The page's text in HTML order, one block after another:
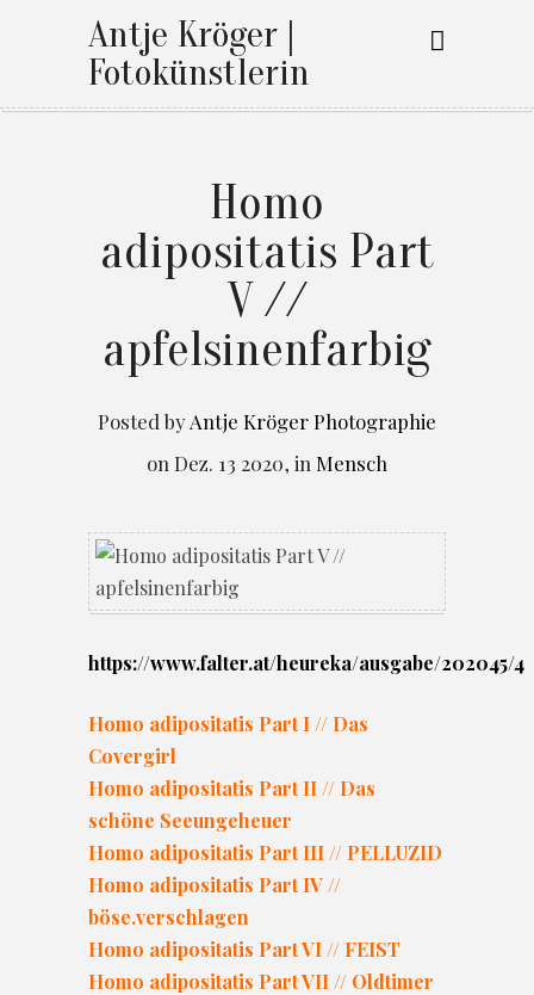
Antje Kröger |
Fotokünstlerin
Homo
adipositatis Part
V //
apfelsinenfarbig
Posted byAntje Kröger Photographie
on Dez. 13 2020, in Mensch
https://www.falter.at/heureka/ausgabe/202045/4
Homo adipositatis Part I // Das
Covergirl
Homo adipositatis Part II // Das
schöne Seeungeheuer
Homo adipositatis Part III // PELLUZID
Homo adipositatis Part IV //
böse.verschlagen
Homo adipositatis Part VI // FEIST
Homo adipositatis Part VII // Oldtimer